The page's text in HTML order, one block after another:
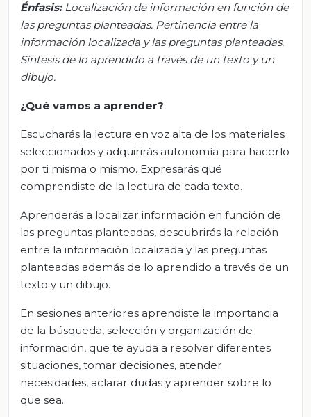
Énfasis:Localización de información en función de
las preguntas planteadas. Pertinencia entre la
información localizada y las preguntas planteadas.
Síntesis de lo aprendido a través de un texto y un
dibujo.
¿Qué vamos a aprender?
Escucharás la lectura en voz alta de los materiales
seleccionados y adquirirás autonomía para hacerlo
por ti misma o mismo. Expresarás qué
comprendiste de la lectura de cada texto.
Aprenderás a localizar información en función de
las preguntas planteadas, descubrirás la relación
entre la información localizada y las preguntas
planteadas además de lo aprendido a través de un
texto y un dibujo.
En sesiones anteriores aprendiste la importancia
de la búsqueda, selección y organización de
información, que te ayuda a resolver diferentes
situaciones, tomar decisiones, atender
necesidades, aclarar dudas y aprender sobre lo
que sea.